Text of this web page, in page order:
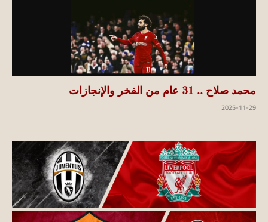
محمد صلاح .. 31 عام من الفخر والإنجازات
2025-11-29